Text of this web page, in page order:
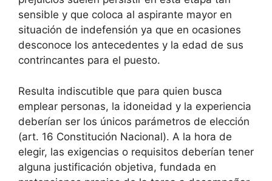
sensible y que coloca al aspirante mayor en
situación de indefensión ya que en ocasiones
desconoce los antecedentes y la edad de sus
contrincantes para el puesto.
Resulta indiscutible que para quien busca
emplear personas, la idoneidad y la experiencia
deberían ser los únicos parámetros de elección
(art. 16 Constitución Nacional). A la hora de
elegir, las exigencias o requisitos deberían tener
alguna justificación objetiva, fundada en